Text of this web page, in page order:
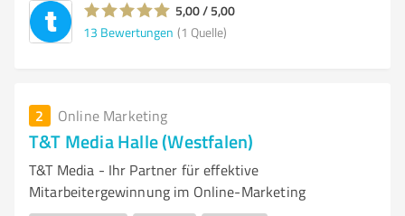
5,00 / 5,00
13 Bewertungen (1 Quelle)
2 Online Marketing
T&T Media Halle (Westfalen)
T&T Media - Ihr Partner für effektive
Mitarbeitergewinnung im Online-Marketing